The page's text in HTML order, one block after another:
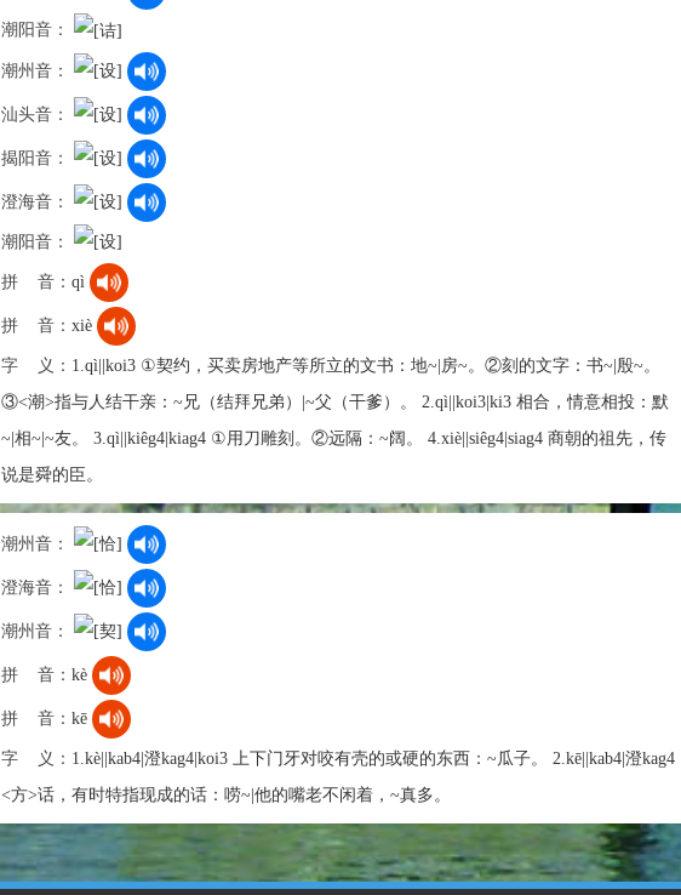
潮阳音：
潮州音：
汕头音：
揭阳音：
澄海音：
潮阳音：
拼 音： qì
拼 音： xiè
字 义： 1.qì||koi3 ①契约，买卖房地产等所立的文书：地~|房~。②刻的文字：书~|殷~。
③<潮>指与人结干亲：~兄（结拜兄弟）|~父（干爹）。 2.qì||koi3|ki3 相合，情意相投：默
~|相~|~友。 3.qì||kiêg4|kiag4 ①用刀雕刻。②远隔：~阔。 4.xiè||siêg4|siag4 商朝的祖先，传
说是舜的臣。
潮州音：
澄海音：
潮州音：
拼 音： kè
拼 音： kē
字 义： 1.kè||kab4|澄kag4|koi3 上下门牙对咬有壳的或硬的东西：~瓜子。 2.kē||kab4|澄kag4
<方>话，有时特指现成的话：唠~|他的嘴老不闲着，~真多。